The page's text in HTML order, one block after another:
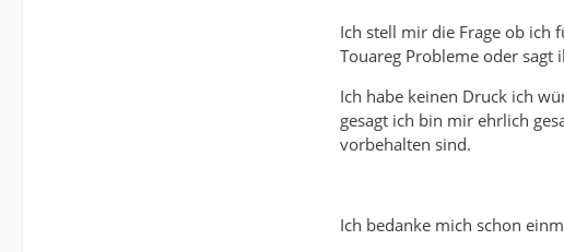
Ich stell mir die Frage ob ich
Touareg Probleme oder sagt
Ich habe keinen Druck ich
gesagt ich bin mir ehrlich
vorbehalten sind.
Ich bedanke mich schon